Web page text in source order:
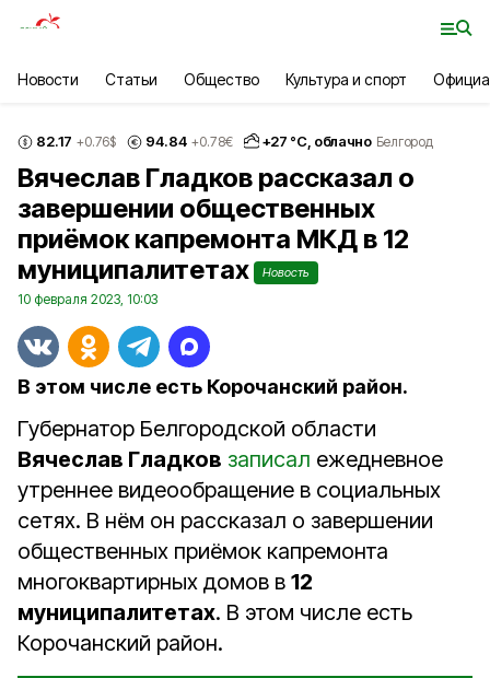
Новости Статьи Общество Культура и спорт
82.17 +0.76$ 94.84 +0.78€ +27 °С, облачно Белгород
Вячеслав Гладков рассказал о
завершении общественных
приёмок капремонта МКД в 12
муниципалитетах
Новость
10 февраля 2023, 10:03
В этом числе есть Корочанский район.
Губернатор Белгородской области
Вячеслав Гладков записал ежедневное
утреннее видеообращение в социальных
сетях. В нём он рассказал о завершении
общественных приёмок капремонта
многоквартирных домов в 12
муниципалитетах. В этом числе есть
Корочанский район.